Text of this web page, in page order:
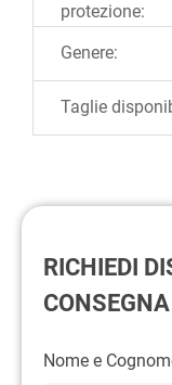
protezione:
Genere:
Taglie
RICHIEDI
CONSEGNA
Nome e